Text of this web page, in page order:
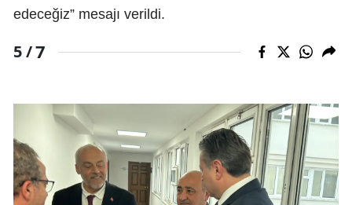
edeceğiz” mesajı verildi.
5 /7